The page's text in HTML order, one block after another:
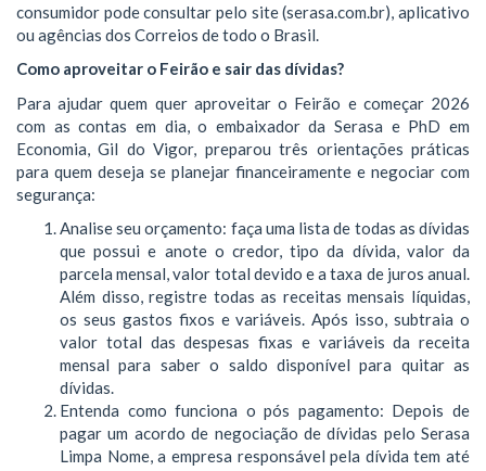
consumidor pode consultar pelo site (serasa.com.br), aplicativo
ou agências dos Correios de todo o Brasil.
Como aproveitar o Feirão e sair das dívidas?
Para ajudar quem quer aproveitar o Feirão e começar 2026
com as contas em dia, o embaixador da Serasa e PhD em
Economia, Gil do Vigor, preparou três orientações práticas
para quem deseja se planejar financeiramente e negociar com
segurança:
Analise seu orçamento: faça uma lista de todas as dívidas
que possui e anote o credor, tipo da dívida, valor da
parcela mensal, valor total devido e a taxa de juros anual.
Além disso, registre todas as receitas mensais líquidas,
os seus gastos fixos e variáveis. Após isso, subtraia o
valor total das despesas fixas e variáveis da receita
mensal para saber o saldo disponível para quitar as
dívidas.
Entenda como funciona o pós pagamento: Depois de
pagar um acordo de negociação de dívidas pelo Serasa
Limpa Nome, a empresa responsável pela dívida tem até